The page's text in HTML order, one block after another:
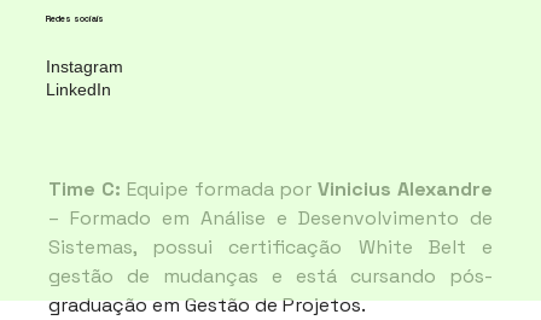
Time C: Equipe formada por Vinicius Alexandre
– Formado em Análise e Desenvolvimento de
Sistemas, possui certificação White Belt e
gestão de mudanças e está cursando pós-
graduação em Gestão de Projetos.
Instagram
LinkedIn
Redes sociais